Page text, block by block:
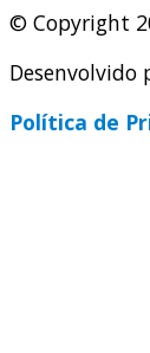
© Copyright
Desenvolvido
Política de